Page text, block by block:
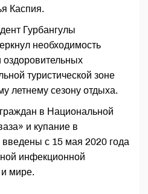
Каспия.
Гурбангулы
необходимость
оздоровительных
туристической зоне
летнему сезону отдыха.
граждан в Национальной
и купание в
с 15 мая 2020 года
инфекционной
и мире.